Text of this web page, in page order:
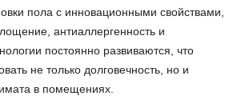
пола с инновационными свойствами,
антиаллергенность и
постоянно развиваются, что
не только долговечность, но и
в помещениях.